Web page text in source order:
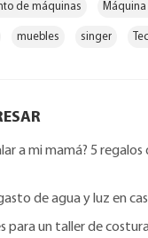
de máquinas
muebles singer
a mi mamá? 5 regalos
de agua y luz en
para un taller de